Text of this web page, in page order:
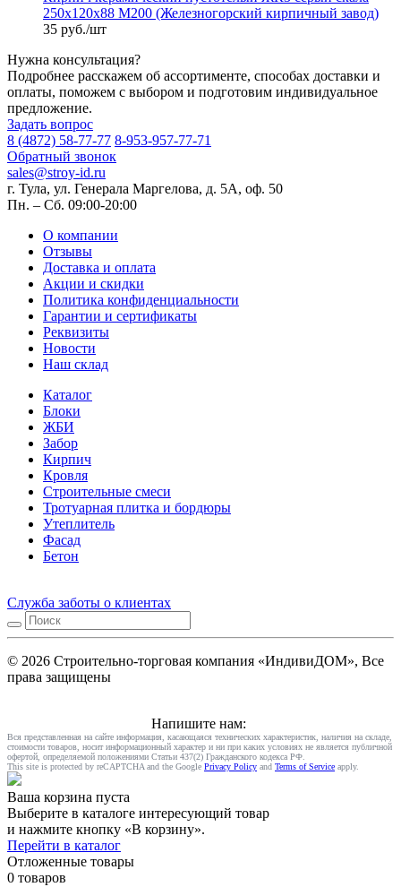
250х120х88 М200 (Железногорский кирпичный завод)
35 руб./шт
Нужна консультация?
Подробнее расскажем об ассортименте, способах доставки и
оплаты, поможем с выбором и подготовим индивидуальное
предложение.
Задать вопрос
8 (4872) 58-77-77 8-953-957-77-71
Обратный звонок
sales@stroy-id.ru
г. Тула, ул. Генерала Маргелова, д. 5А, оф. 50
Пн. – Cб. 09:00-20:00
О компании
Отзывы
Доставка и оплата
Акции и скидки
Политика конфиденциальности
Гарантии и сертификаты
Реквизиты
Новости
Наш склад
Каталог
Блоки
ЖБИ
Забор
Кирпич
Кровля
Строительные смеси
Тротуарная плитка и бордюры
Утеплитель
Фасад
Бетон
Служба заботы о клиентах
© 2026 Строительно-торговая компания «ИндивиДОМ», Все
права защищены
Напишите нам:
Вся представленная на сайте информация, касающаяся технических характеристик, наличия на складе,
стоимости товаров, носит информационный характер и ни при каких условиях не является публичной
офертой, определяемой положениями Статьи 437(2) Гражданского кодекса РФ.
This site is protected by reCAPTCHA and the Google Privacy Policy and Terms of Service apply.
Ваша корзина пуста
Выберите в каталоге интересующий товар
и нажмите кнопку «В корзину».
Перейти в каталог
Отложенные товары
0 товаров